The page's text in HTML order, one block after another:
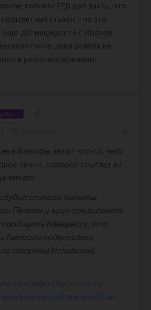
того как FED дал знать, что
ставок – на это
еще ДО инцидента с Ираном.
цена золота не
в реальном времени.
банкиры знают что-то, чего
звено, которое прыгает на
ничего:
спикера палаты
Пелоси и вице-президента
Конгрессу, что
подверглись
стороны Исламской